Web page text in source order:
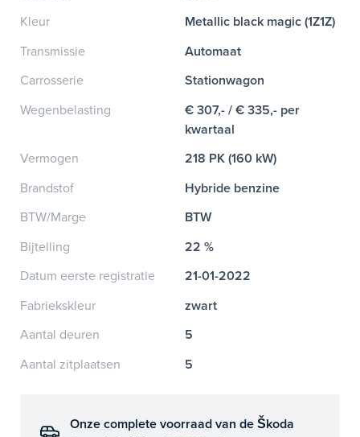
Kleur
Metallic black magic (1Z1Z)
Transmissie
Automaat
Carrosserie
Stationwagon
Wegenbelasting
€ 307,- / € 335,- per
kwartaal
Vermogen
218 PK (160 kW)
Brandstof
Hybride benzine
BTW/Marge
BTW
Bijtelling
22 %
Datum eerste registratie
21-01-2022
Fabriekskleur
zwart
Aantal deuren
5
Aantal zitplaatsen
5
Onze complete voorraad van de Škoda